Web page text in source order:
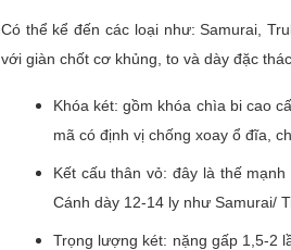
Có thể kể đến các loại như: Samurai,
với giàn chốt cơ khủng, to và dày đặc
Khóa két: gồm khóa chìa bi cao
mã có định vị chống xoay ổ đĩa,
Kết cấu thân vỏ: đây là thế
Cánh dày 12-14 ly như Samurai/
Trọng lượng két: nặng gấp 1,5-2